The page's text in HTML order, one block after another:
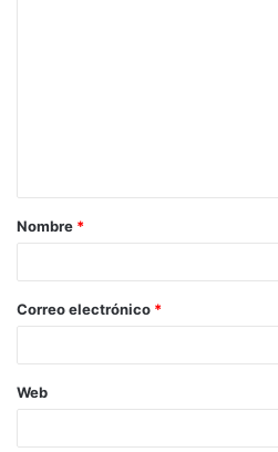
a
r
*
Nombre *
Correo electrónico *
Web